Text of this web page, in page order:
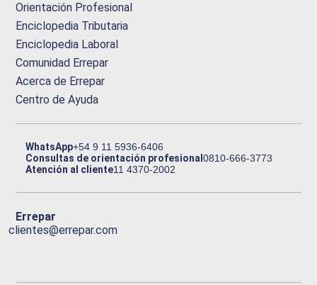
Orientación Profesional
Enciclopedia Tributaria
Enciclopedia Laboral
Comunidad Errepar
Acerca de Errepar
Centro de Ayuda
WhatsApp+54 9 11 5936-6406
Consultas de orientación profesional0810-666-3773
Atención al cliente11 4370-2002
Errepar
clientes@errepar.com